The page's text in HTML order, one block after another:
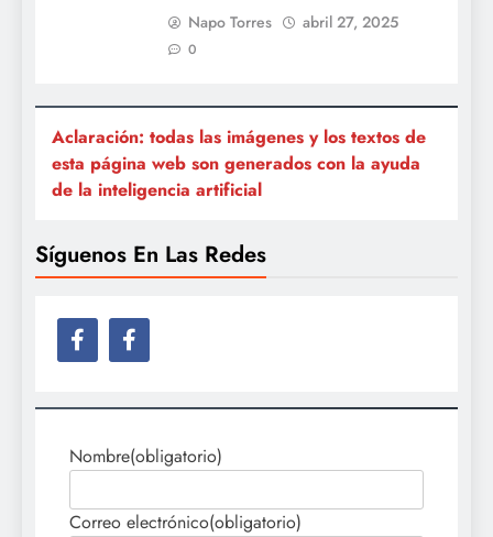
Napo Torres abril 27, 2025
0
Aclaración: todas las imágenes y los textos de
esta página web son generados con la ayuda
de la inteligencia artificial
Síguenos En Las Redes
Nombre(obligatorio)
Correo electrónico(obligatorio)